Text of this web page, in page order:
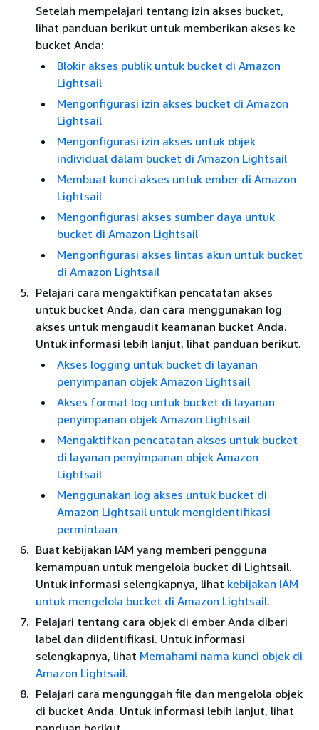
Setelah mempelajari tentang izin akses bucket,
lihat panduan berikut untuk memberikan akses ke
bucket Anda:
Blokir akses publik untuk bucket di Amazon
Lightsail
Mengonfigurasi izin akses bucket di Amazon
Lightsail
Mengonfigurasi izin akses untuk objek
individual dalam bucket di Amazon Lightsail
Membuat kunci akses untuk ember di Amazon
Lightsail
Mengonfigurasi akses sumber daya untuk
bucket di Amazon Lightsail
Mengonfigurasi akses lintas akun untuk bucket
di Amazon Lightsail
Pelajari cara mengaktifkan pencatatan akses
untuk bucket Anda, dan cara menggunakan log
akses untuk mengaudit keamanan bucket Anda.
Untuk informasi lebih lanjut, lihat panduan berikut.
Akses logging untuk bucket di layanan
penyimpanan objek Amazon Lightsail
Akses format log untuk bucket di layanan
penyimpanan objek Amazon Lightsail
Mengaktifkan pencatatan akses untuk bucket
di layanan penyimpanan objek Amazon
Lightsail
Menggunakan log akses untuk bucket di
Amazon Lightsail untuk mengidentifikasi
permintaan
Buat kebijakan IAM yang memberi pengguna
kemampuan untuk mengelola bucket di Lightsail.
Untuk informasi selengkapnya, lihat kebijakan IAM
untuk mengelola bucket di Amazon Lightsail.
Pelajari tentang cara objek di ember Anda diberi
label dan diidentifikasi. Untuk informasi
selengkapnya, lihat Memahami nama kunci objek di
Amazon Lightsail.
Pelajari cara mengunggah file dan mengelola objek
di bucket Anda. Untuk informasi lebih lanjut, lihat